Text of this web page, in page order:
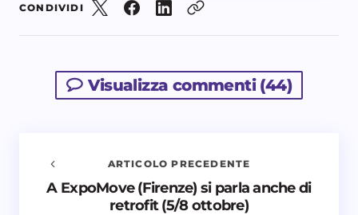
CONDIVIDI
Visualizza commenti (44)
Avvisami quando vengono aggiunti nuovi
ARTICOLO PRECEDENTE
A ExpoMove (Firenze) si parla anche di
retrofit (5/8 ottobre)